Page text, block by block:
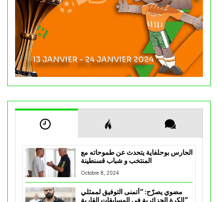
الحارس بوحلفاية يتحدث عن طموحاته مع
المنتخب و شباب قسنطينة
Octobre 8, 2024
مضوي يصرّح: “أتمنى التوفيق لممثلي
الكرة الجزائرية في المسابقات القارية”